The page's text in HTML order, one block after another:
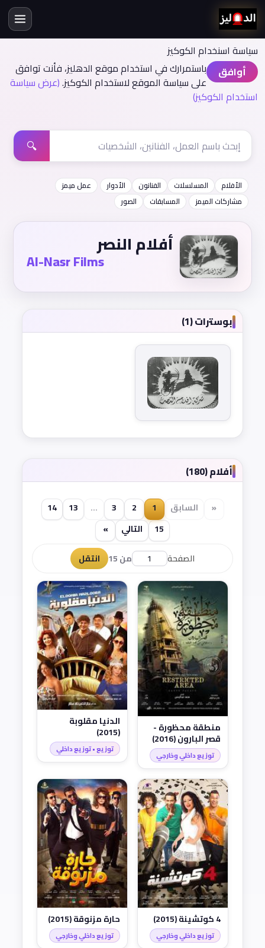
سياسة اسنخدام الكوكيز
أوافق
باستمرارك في استخدام موقع الدهليز، فأنت توافق
على سياسة الموقع لاستخدام الكوكيز.(عرض سياسة
استخدام الكوكيز)
🔍
الأفلام المسلسلات الفنانون الأدوار
عمل ميمز
مشاركات الميمز
المسابقات الصور
أفلام النصر
Al-Nasr Films
بوسترات (1)
أفلام (180)
« السابق 1
2
3
...
13
14
15
التالي
»
الصفحة
من 15 انتقل
منطقة محظورة -
قصر البارون (2016)
توزيع داخلي وخارجي
الدنيا مقلوبة
(2015)
توزيع • توزيع داخلي
4 كوتشينة (2015)
توزيع داخلي وخارجي
حارة مزنوقة (2015)
توزيع داخلي وخارجي